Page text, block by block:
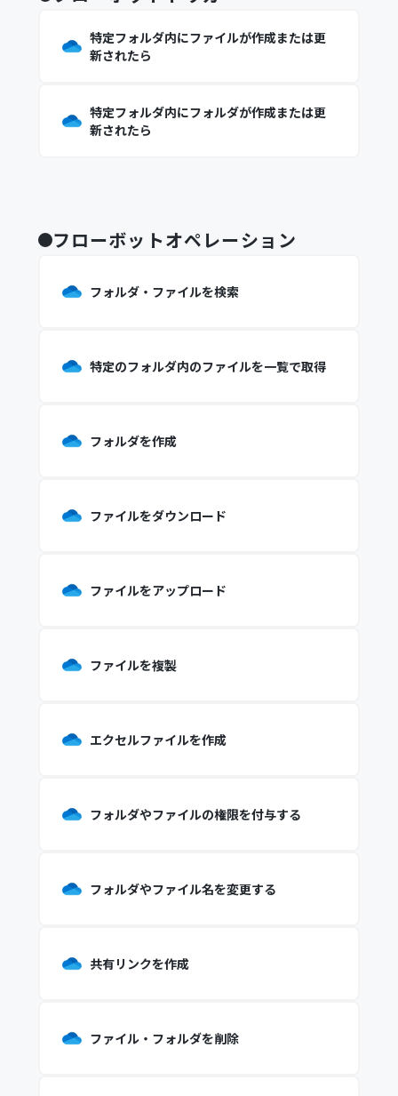
特定フォルダ内にファイルが作成または更
新されたら
特定フォルダ内にフォルダが作成または更
新されたら
フローボットオペレーション
フォルダ・ファイルを検索
特定のフォルダ内のファイルを一覧で取得
フォルダを作成
ファイルをダウンロード
ファイルをアップロード
ファイルを複製
エクセルファイルを作成
フォルダやファイルの権限を付与する
フォルダやファイル名を変更する
共有リンクを作成
ファイル・フォルダを削除